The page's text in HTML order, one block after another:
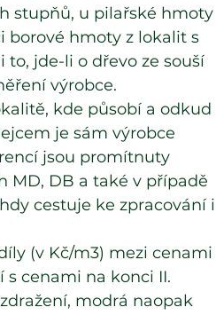
stupňů, u pilařské hmoty
borové hmoty z lokalit s
jde-li o dřevo ze souší
výrobce.
kde působí a odkud
je sám výrobce
jsou promítnuty
MD, DB a také v případě
cestuje ke zpracování i
(v Kč/m3) mezi cenami
s cenami na konci II.
modrá naopak